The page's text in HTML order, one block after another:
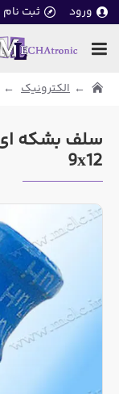
ورود ثبت نام
الکترونیک
9x12